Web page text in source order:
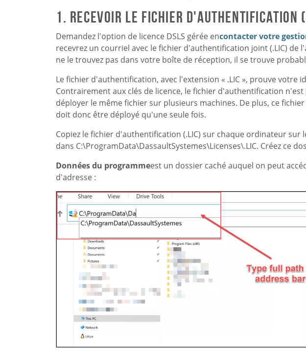
1. Recevoir le fichier d'authentification
Demandez l'option de licence DSLS gérée encontacter votre
recevrez un courriel avec le fichier d'authentification joint (.LIC) de
ne le trouvez pas dans votre boîte de réception, il se trouve
Le fichier d'authentification, avec l'extension « .LIC », prouve
Contrairement aux clés de licence, le fichier d'authentification
déployer le même fichier sur plusieurs machines. De plus, ce
doit donc être déployé qu'une seule fois.
Copiez le fichier d'authentification (.LIC) sur chaque ordinateur sur
dans C:\ProgramData\DassaultSystemes\Licenses\.LIC. Créez ce
Données du programmeest un dossier caché auquel on peut
d'adresse :